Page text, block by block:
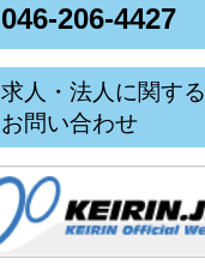
046-206-4427
求人・法人に関する
お問い合わせ